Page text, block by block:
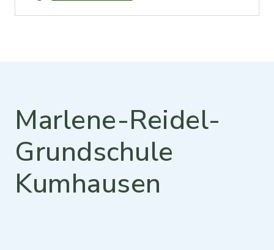
Marlene-Reidel-
Grundschule
Kumhausen